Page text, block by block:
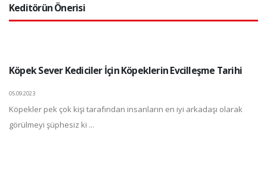
Keditörün Önerisi
Köpek Sever Kediciler İçin Köpeklerin Evcilleşme Tarihi
05.09.2023
Köpekler pek çok kişi tarafından insanların en iyi arkadaşı olarak
görülmeyi şüphesiz ki ...